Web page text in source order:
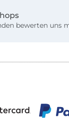
bewerten uns